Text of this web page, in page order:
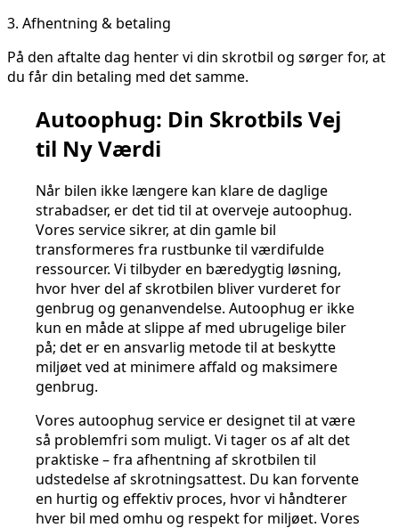
3. Afhentning & betaling
På den aftalte dag henter vi din skrotbil og sørger for, at
du får din betaling med det samme.
Autoophug: Din Skrotbils Vej
til Ny Værdi
Når bilen ikke længere kan klare de daglige
strabadser, er det tid til at overveje autoophug.
Vores service sikrer, at din gamle bil
transformeres fra rustbunke til værdifulde
ressourcer. Vi tilbyder en bæredygtig løsning,
hvor hver del af skrotbilen bliver vurderet for
genbrug og genanvendelse. Autoophug er ikke
kun en måde at slippe af med ubrugelige biler
på; det er en ansvarlig metode til at beskytte
miljøet ved at minimere affald og maksimere
genbrug.
Vores autoophug service er designet til at være
så problemfri som muligt. Vi tager os af alt det
praktiske – fra afhentning af skrotbilen til
udstedelse af skrotningsattest. Du kan forvente
en hurtig og effektiv proces, hvor vi håndterer
hver bil med omhu og respekt for miljøet. Vores